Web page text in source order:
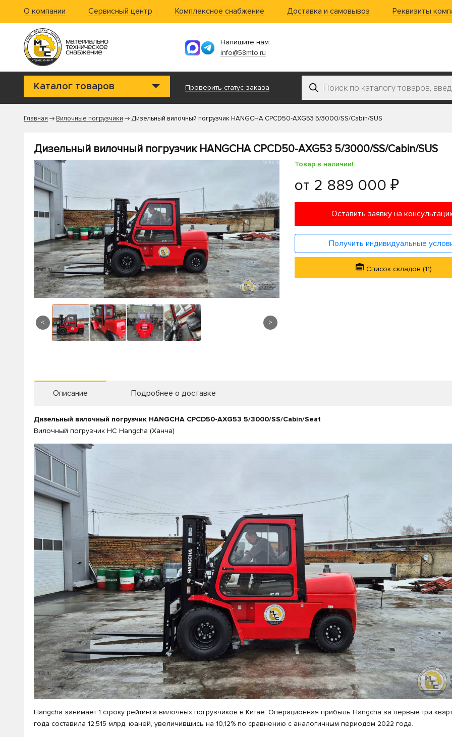
О компании Сервисный центр Комплексное снабжение Доставка и самовывоз Реквизиты
Напишите нам:
info@58mto.ru
Каталог товаров Проверить статус заказа Поиск товаров
Главная Вилочные погрузчики Дизельный вилочный погрузчик HANGCHA CPCD50-AXG53 5/3000/SS/Cabin/SUS
Дизельный вилочный погрузчик HANGCHA CPCD50-AXG53 5/3000/SS/Cabin/SUS
< >
Товар в наличии!
от 2 889 000 ₽
Оставить заявку на
Получить индивидуальные
Список складов (11)
Описание Подробнее о доставке
Дизельный вилочный погрузчик HANGCHA CPCD50-AXG53 5/3000/SS/Cabin/Seat
Вилочный погрузчик HC Наngcha (Ханча)
Hangcha занимает 1 строку рейтинга вилочных погрузчиков в Китае. Операционная прибыль Hangcha за первые три
года составила 12,515 млрд. юаней, увеличившись на 10,12% по сравнению с аналогичным периодом 2022 года.